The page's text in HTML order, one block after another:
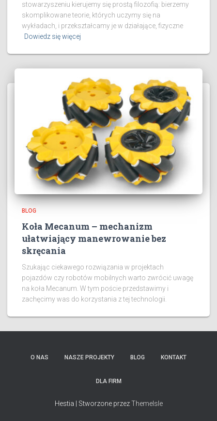
stowarzyszeniu kierujemy się prostą filozofią: bierzemy
skomplikowane teorie, których uczymy się na
wykładach, i przekształcamy je w działające, fizyczne
Dowiedz się więcej
BLOG
Koła Mecanum – mechanizm
ułatwiający manewrowanie bez
skręcania
Szukając ciekawego rozwiązania w projektach
pojazdów czy robotów mobilnych warto zwrócić uwagę
na koła Mecanum. W tym poście przedstawimy i
zachęcimy was do korzystania z tej technologii.
O NAS NASZE PROJEKTY BLOG KONTAKT
DLA FIRM
Hestia | Stworzone przezThemeIsle